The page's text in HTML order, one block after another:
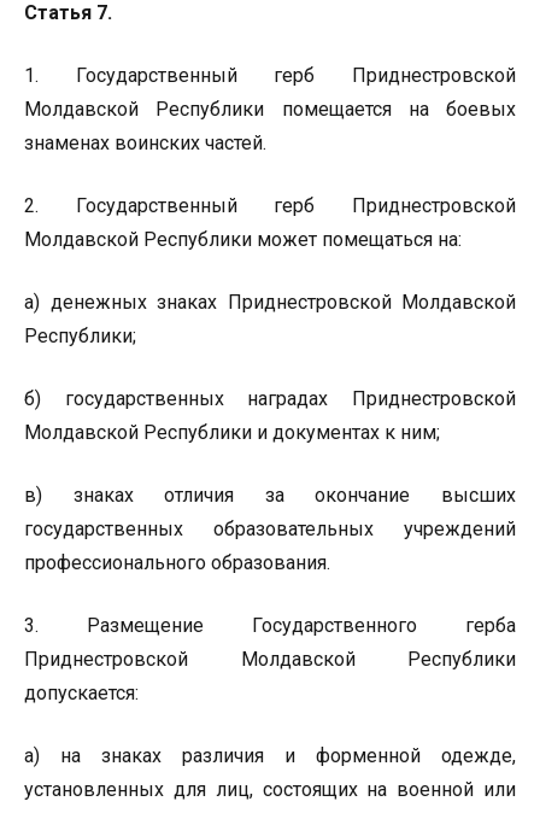
Статья 7.
1. Государственный герб Приднестровской
Молдавской Республики помещается на боевых
знаменах воинских частей.
2. Государственный герб Приднестровской
Молдавской Республики может помещаться на:
а) денежных знаках Приднестровской Молдавской
Республики;
б) государственных наградах Приднестровской
Молдавской Республики и документах к ним;
в) знаках отличия за окончание высших
государственных образовательных учреждений
профессионального образования.
3. Размещение Государственного герба
Приднестровской Молдавской Республики
допускается:
а) на знаках различия и форменной одежде,
установленных для лиц, состоящих на военной или